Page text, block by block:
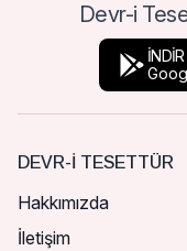
Devr-i
İNDİR
DEVR-I TESETTÜR
Hakkımızda
İletişim